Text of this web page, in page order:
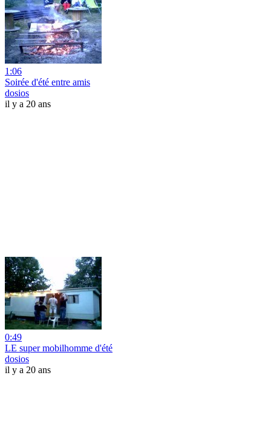
1:06
Soirée d'été entre amis
dosios
il y a 20 ans
0:49
LE super mobilhomme d'été
dosios
il y a 20 ans